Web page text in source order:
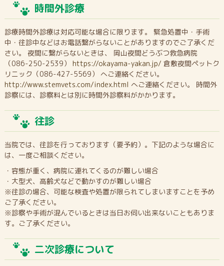
時間外診療
診療時間外診療は対応可能な場合に限ります。 緊急処置中・手術
中・往診中などはお電話繋がらないことがありますのでご了承くだ
さい。 夜間に繋がらないときは、 岡山夜間どうぶつ救急病院
（086-250-2539） https://okayama-yakan.jp/ 倉敷夜間ペットク
リニック（086-427-5569） へご連絡ください。
http://www.stemvets.com/index.html へご連絡ください。 時間外
診察には、診察料とは別に時間外診察料がかかります。
往診
当院では、往診を行っております（要予約）。下記のような場合に
は、一度ご相談ください。
・容態が重く、病院に連れてくるのが難しい場合
・大型犬、高齢犬などで動かすのが難しい場合
※往診の場合、可能な検査や処置が限られてしまいますことを予め
ご了承ください。
※診察や手術が混んでいるときは当日お伺い出来ないこともありま
す。ご了承ください。
二次診療について